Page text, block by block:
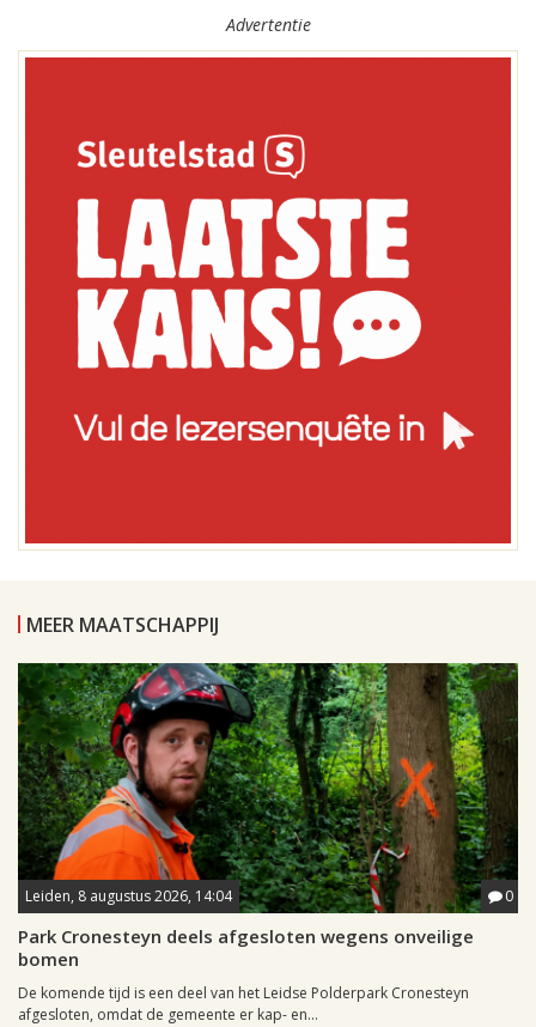
Advertentie
MEER MAATSCHAPPIJ
Leiden, 8 augustus 2026, 14:04 0
Park Cronesteyn deels afgesloten wegens onveilige
bomen
De komende tijd is een deel van het Leidse Polderpark Cronesteyn
afgesloten, omdat de gemeente er kap- en...